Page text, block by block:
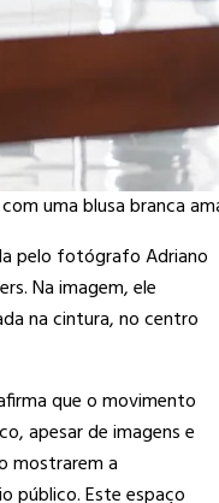
uma blusa branca
pelo fotógrafo Adriano
Na imagem, ele
na cintura, no centro
que o movimento
apesar de imagens e
mostrarem a
público. Este espaço